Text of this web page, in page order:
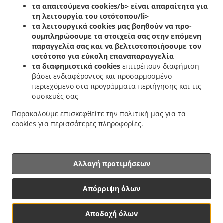
τα απαιτούμενα cookies/b> είναι απαραίτητα για
τη λειτουργία του ιστότοπου/li>
τα λειτουργικά cookies μας βοηθούν να προ-
συμπληρώσουμε τα στοιχεία σας στην επόμενη
παραγγελία σας και να βελτιστοποιήσουμε τον
ιστότοπο για εύκολη επαναπαραγγελία
τα διαφημιστικά cookies επιτρέπουν διαφήμιση
βάσει ενδιαφέροντος και προσαρμοσμένο
περιεχόμενο στα προγράμματα περιήγησης και τις
συσκευές σας
Παρακαλούμε επισκεφθείτε την πολιτική μας για τα
cookies για περισσότερες πληροφορίες.
Αποδοχή όλων
Απόρριψη όλων
Αλλαγή προτιμήσεων
Helfent
Ελληνικά Delivery φαγητού Bartreng . Ελληνικά Delivery φαγητού Leideleng
Ελληνικά Delivery φαγητού Leudelingen
. Ελληνικά Delivery φαγητού Fentange
Ελληνικά Delivery φαγητού Kockelscheuer
. Ελληνικά Delivery φαγητού Kopstal
Rollengergronn
. Ελληνικά Delivery φαγητού Kopstal Bridel .
Ελληνικά Delivery
φαγητού Kopstal . Ελληνικά Delivery φαγητού Koplescht Briddel . Ελληνικά Delivery
φαγητού Koplescht
. Ελληνικά Delivery φαγητού Bereldange . Ελληνικά Delivery
φαγητού Walfer
. Ελληνικά Delivery φαγητού Walferdange Bereldange
Delivery φαγητού Walferdange Beggen
Ελληνικά Delivery φαγητού Walferdange
Steinsel . Ελληνικά Delivery φαγητού L Bereldange . Ελληνικά Delivery φαγητού L
Ελληνικά Delivery φαγητού Nidderaanwen Neiduerf-Weimeschhaff
φαγητού Nidderaanwen . Κεµπάπ Delivery υπηρεσίες. Παράδοση φαγητού Takeaway
Υποστηριζόμενο από:
Letz2Go S.A.R.L.-s| info@letz2go.com | +34661617059